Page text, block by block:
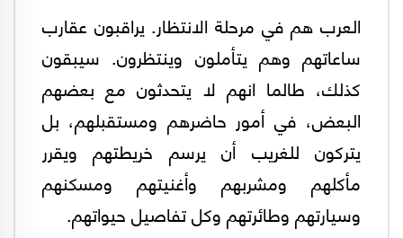
العرب هم في مرحلة الانتظار. يراقبون عقارب
ساعاتهم وهم يتأملون وينتظرون. سيبقون
كذلك، طالما انهم لا يتحدثون مع بعضهم
البعض، في أمور حاضرهم ومستقبلهم، بل
يتركون للغريب أن يرسم خريطتهم ويقرر
مأكلهم ومشربهم وأغنيتهم ومسكنهم
وسيارتهم وطائرتهم وكل تفاصيل حيواتهم.